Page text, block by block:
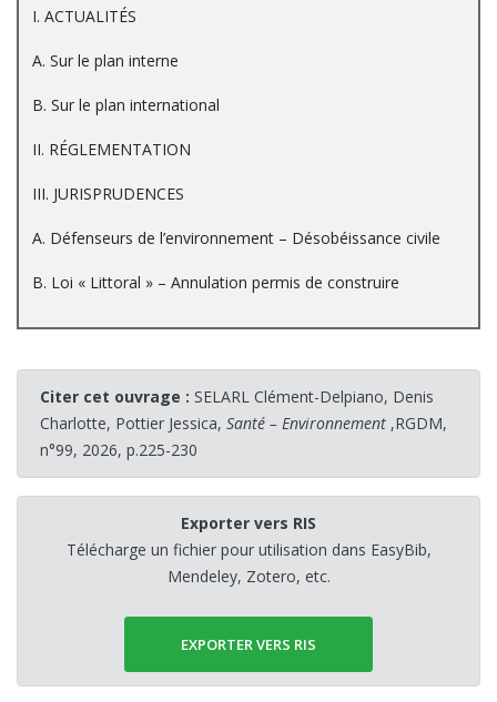
I. ACTUALITÉS
A. Sur le plan interne
B. Sur le plan international
II. RÉGLEMENTATION
III. JURISPRUDENCES
A. Défenseurs de l’environnement – Désobéissance civile
B. Loi « Littoral » – Annulation permis de construire
Citer cet ouvrage : SELARL Clément-Delpiano, Denis
Charlotte, Pottier Jessica, Santé – Environnement ,RGDM,
n°99, 2026, p.225-230
Exporter vers RIS
Télécharge un fichier pour utilisation dans EasyBib,
Mendeley, Zotero, etc.
EXPORTER VERS RIS